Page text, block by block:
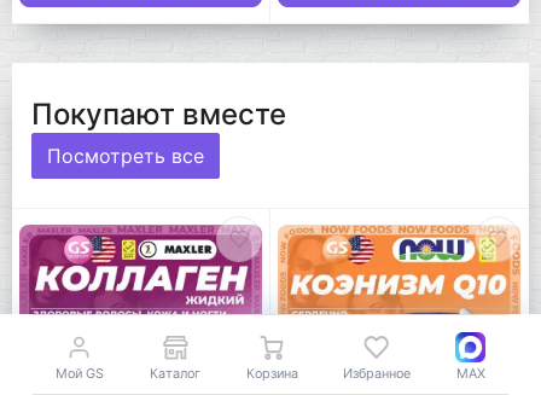
Покупают вместе
Посмотреть все
Мой GS Каталог Корзина Избранное MAX